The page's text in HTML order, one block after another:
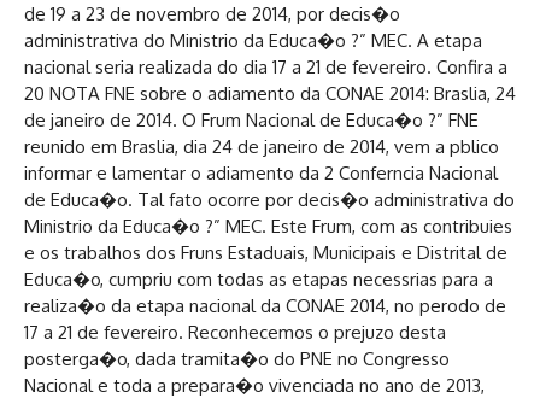
de 19 a 23 de novembro de 2014, por decis�o
administrativa do Ministrio da Educa�o ?” MEC. A etapa
nacional seria realizada do dia 17 a 21 de fevereiro. Confira a
20 NOTA FNE sobre o adiamento da CONAE 2014: Braslia, 24
de janeiro de 2014. O Frum Nacional de Educa�o ?” FNE
reunido em Braslia, dia 24 de janeiro de 2014, vem a pblico
informar e lamentar o adiamento da 2 Conferncia Nacional
de Educa�o. Tal fato ocorre por decis�o administrativa do
Ministrio da Educa�o ?” MEC. Este Frum, com as contribuies
e os trabalhos dos Fruns Estaduais, Municipais e Distrital de
Educa�o, cumpriu com todas as etapas necessrias para a
realiza�o da etapa nacional da CONAE 2014, no perodo de
17 a 21 de fevereiro. Reconhecemos o prejuzo desta
posterga�o, dada tramita�o do PNE no Congresso
Nacional e toda a prepara�o vivenciada no ano de 2013,